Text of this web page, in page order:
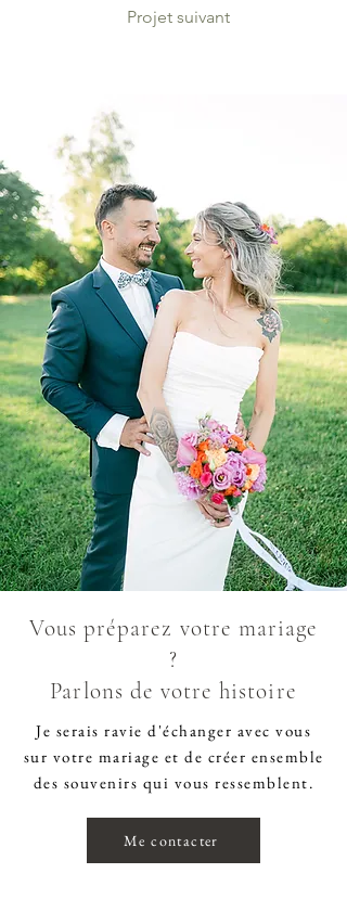
Projet suivant
Vous préparez votre mariage
?
Parlons de votre histoire
Je serais ravie d'échanger avec vous
sur votre mariage et de créer ensemble
des souvenirs qui vous ressemblent.
Me contacter